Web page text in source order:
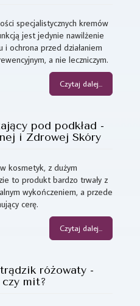
specjalistycznych kremów
jest jedynie nawilżenie
ochrona przed działaniem
a nie leczniczym.
Czytaj dalej...
pod podkład -
i Zdrowej Skóry
kosmetyk, z dużym
to produkt bardzo trwały z
wykończeniem, a przede
cerę.
Czytaj dalej...
różowaty -
czy mit?